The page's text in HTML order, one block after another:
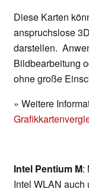
Diese Karten
anspruchslose
darstellen.
Bildbearbeitung
ohne große
» Weitere
Intel Pentium M:
Intel WLAN